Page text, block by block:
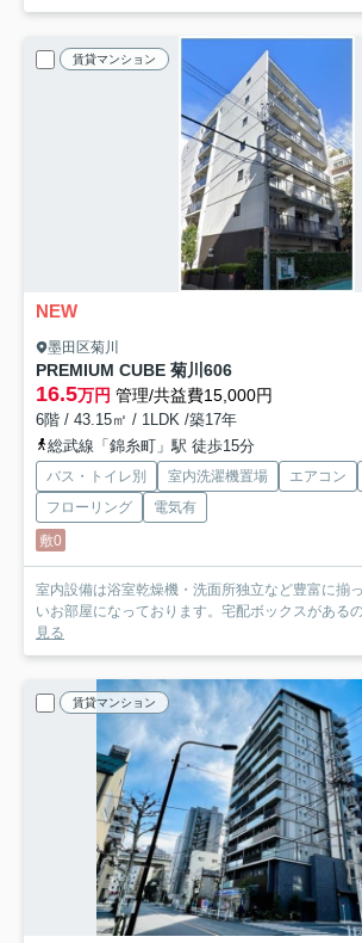
賃貸マンション
NEW
墨田区菊川
PREMIUM CUBE 菊川 606
16.5万円 管理/共益費15,000円
6階 / 43.15㎡ / 1LDK /築17年
総武線「錦糸町」駅 徒歩15分
バス・トイレ別 室内洗濯機置場 エアコン
フローリング
電気有
敷0
室内設備は浴室乾燥機・洗面所独立など豊富に揃
いお部屋になっております。宅配ボックスがある
見る
賃貸マンション